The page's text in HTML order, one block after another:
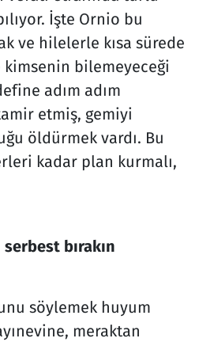
İşte Ornio bu
ve hilelerle kısa sürede
kimsenin bilemeyeceği
adım adım
etmiş, gemiyi
öldürmek vardı. Bu
kadar plan kurmalı,
serbest bırakın
söylemek huyum
meraktan